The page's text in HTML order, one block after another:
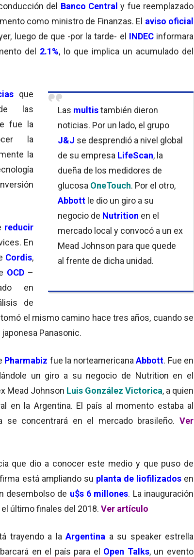
del Banco Central y fue reemplazado
como ministro de Finanzas. El aviso oficial
luego de que -por la tarde- el INDEC informara
del 2.1%, lo que implica un acumulado del
Las multistambién dieron
noticias. Por un lado, el grupo
J&J se desprendió a nivel global
de su empresa LifeScan, la
dueña de los medidores de
glucosa OneTouch. Por el otro,
Abbott le dio un giro a su
negocio de Nutrition en el
mercado local y convocó a un ex
Mead Johnson para que quede
al frente de dicha unidad.
que
las
fue la
la
la
reducir
En
Cordis,
OCD –
en
de
tomó el mismo camino hace tres años, cuando se
Panasonic.
Pharmabiz fue la norteamericanaAbbott. Fue en
un giro a su negocio de Nutrition en el
Mead Johnson Luis González Victorica, a quien
en la Argentina. El país al momento estaba al
se concentrará en el mercado brasileño.Ver
que dio a conocer este medio y que puso de
está ampliando su planta de liofilizadosen
desembolso de u$s 6 millones. La inauguración
último finales del 2018. Ver artículo
trayendo a laArgentina a su speaker estrella
en el país para el Open Talks, un evento